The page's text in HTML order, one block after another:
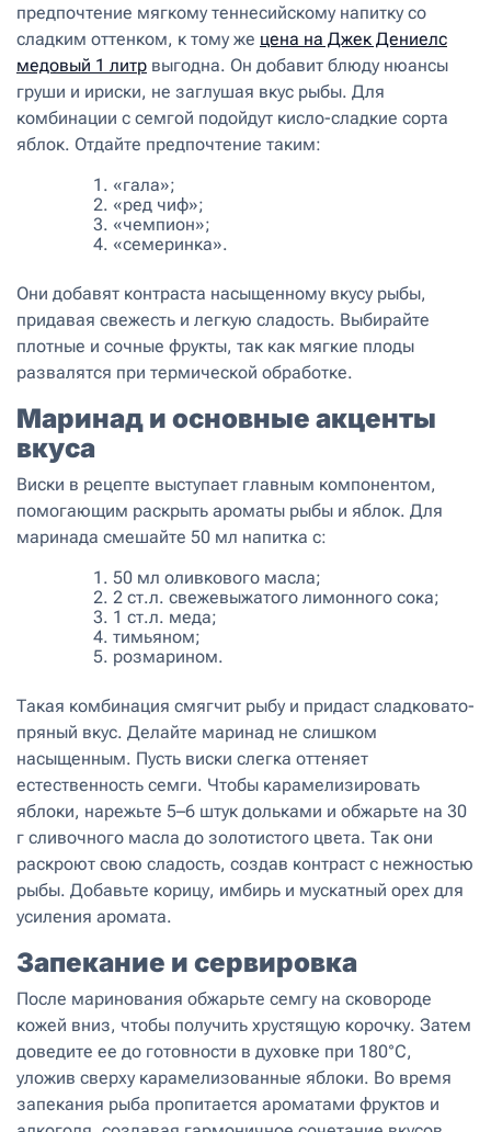
предпочтение мягкому теннесийскому напитку со
сладким оттенком, к тому же цена на Джек Дениелс
медовый 1 литр выгодна. Он добавит блюду нюансы
груши и ириски, не заглушая вкус рыбы. Для
комбинации с семгой подойдут кисло-сладкие сорта
яблок. Отдайте предпочтение таким:
«гала»;
«ред чиф»;
«чемпион»;
«семеринка».
Они добавят контраста насыщенному вкусу рыбы,
придавая свежесть и легкую сладость. Выбирайте
плотные и сочные фрукты, так как мягкие плоды
развалятся при термической обработке.
Маринад и основные акценты
вкуса
Виски в рецепте выступает главным компонентом,
помогающим раскрыть ароматы рыбы и яблок. Для
маринада смешайте 50 мл напитка с:
50 мл оливкового масла;
2 ст.л. свежевыжатого лимонного сока;
1 ст.л. меда;
тимьяном;
розмарином.
Такая комбинация смягчит рыбу и придаст сладковато-
пряный вкус. Делайте маринад не слишком
насыщенным. Пусть виски слегка оттеняет
естественность семги. Чтобы карамелизировать
яблоки, нарежьте 5–6 штук дольками и обжарьте на 30
г сливочного масла до золотистого цвета. Так они
раскроют свою сладость, создав контраст с нежностью
рыбы. Добавьте корицу, имбирь и мускатный орех для
усиления аромата.
Запекание и сервировка
После маринования обжарьте семгу на сковороде
кожей вниз, чтобы получить хрустящую корочку. Затем
доведите ее до готовности в духовке при 180°C,
уложив сверху карамелизованные яблоки. Во время
запекания рыба пропитается ароматами фруктов и